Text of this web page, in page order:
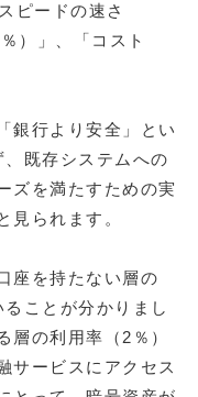
ピードの速さ
）」、「コスト
銀行より安全」とい
既存システムへの
ズを満たすための実
見られます。
座を持たない層の
ことが分かりまし
層の利用率（2％）
サービスにアクセス